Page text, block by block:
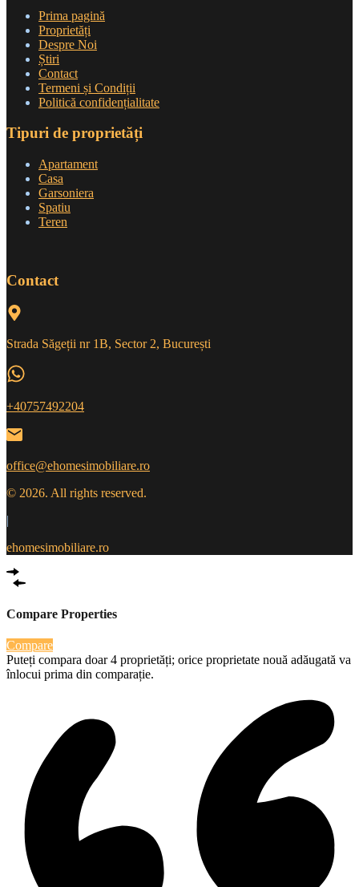
Prima pagină
Proprietăți
Despre Noi
Știri
Contact
Termeni și Condiții
Politică confidențialitate
Tipuri de proprietăți
Apartament
Casa
Garsoniera
Spatiu
Teren
Contact
Strada Săgeții nr 1B, Sector 2, București
+40757492204
office@ehomesimobiliare.ro
© 2026. All rights reserved.
|
ehomesimobiliare.ro
Compare Properties
Compare
Puteți compara doar 4 proprietăți; orice proprietate nouă adăugată va
înlocui prima din comparație.